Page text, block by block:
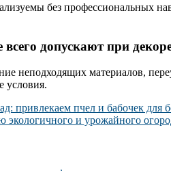
без профессиональных
допускают при
неподходящих материалов,
условия.
привлекаем пчел и бабочек для
экологичного и урожайного